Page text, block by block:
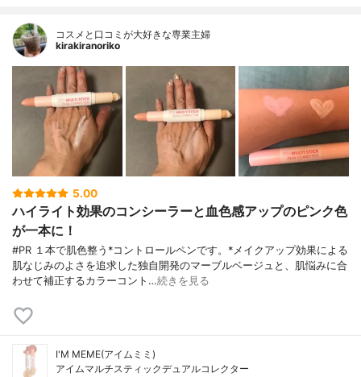
コスメと口コミが大好きな専業主婦
kirakiranoriko
5.00
ハイライト効果のコンシーラーと血色感アップのピンク色
が一本に！
#PR １本で肌色整う*コントロールペンです。*メイクアップ効果による
肌なじみのよさを追求した独自開発のマーブルベージュと、肌悩みに合
わせて補正するカラーコント…続きを見る
I'M MEME(アイムミミ)
アイムマルチスティックデュアルコレクター